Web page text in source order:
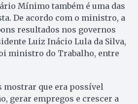
Mínimo também é uma das
De acordo com o ministro, a
resultados nos governos
Luiz Inácio Lula da Silva,
ministro do Trabalho, entre
mostrar que era possível
gerar empregos e crescer a